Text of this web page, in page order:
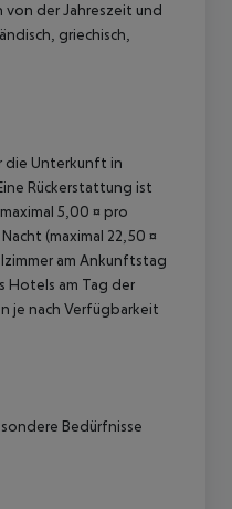
der Jahreszeit und
griechisch,
die Unterkunft in
Rückerstattung ist
5,00 ¤ pro
(maximal 22,50 ¤
am Ankunftstag
Hotels am Tag der
je nach Verfügbarkeit
Bedürfnisse